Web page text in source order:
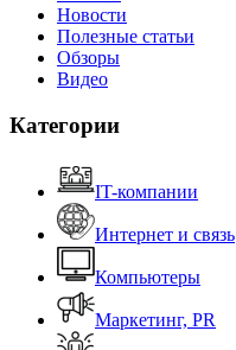
Новости
Полезные статьи
Обзоры
Видео
Категории
IT-компании
Интернет и связь
Компьютеры
Маркетинг, PR